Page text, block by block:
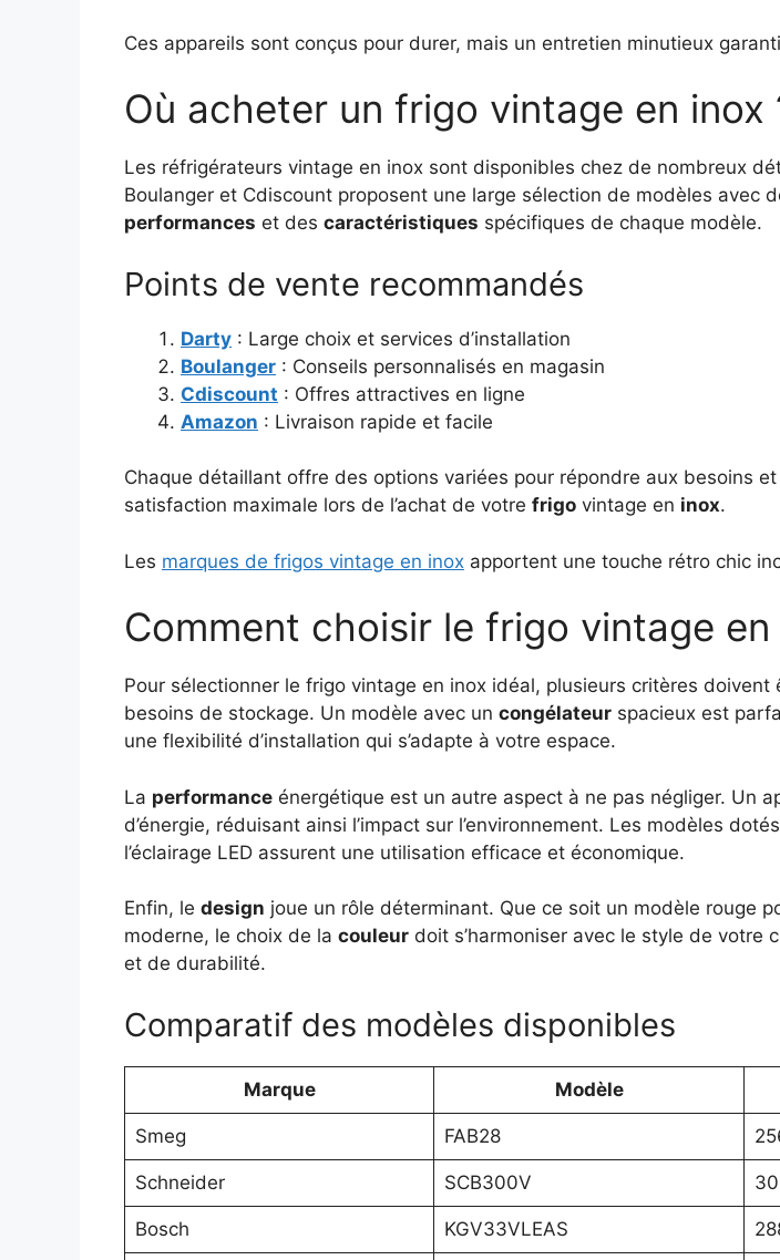
Ces appareils sont conçus pour durer, mais un entretien minutieux
Où acheter un frigo vintage en inox
Les réfrigérateurs vintage en inox sont disponibles chez de nombreux
Boulanger et Cdiscount proposent une large sélection de modèles avec
performances et des caractéristiques spécifiques de chaque modèle.
Points de vente recommandés
Darty : Large choix et services d’installation
Boulanger : Conseils personnalisés en magasin
Cdiscount : Offres attractives en ligne
Amazon : Livraison rapide et facile
Chaque détaillant offre des options variées pour répondre aux besoins
satisfaction maximale lors de l’achat de votre frigo vintage en inox.
Les marques de frigos vintage en inox apportent une touche rétro chic
Comment choisir le frigo vintage
Pour sélectionner le frigo vintage en inox idéal, plusieurs critères doivent
besoins de stockage. Un modèle avec un congélateur spacieux est
une flexibilité d’installation qui s’adapte à votre espace.
La performance énergétique est un autre aspect à ne pas négliger. Un
d’énergie, réduisant ainsi l’impact sur l’environnement. Les modèles
l’éclairage LED assurent une utilisation efficace et économique.
Enfin, le design joue un rôle déterminant. Que ce soit un modèle rouge
moderne, le choix de la couleur doit s’harmoniser avec le style de
et de durabilité.
Comparatif des modèles disponibles
Marque Modèle
Smeg FAB28
Schneider SCB300V
Bosch KGV33VLEAS